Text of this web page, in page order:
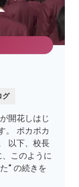
グ
開花しはじ
。 ポカポカ
以下、校長
このように
" の続きを